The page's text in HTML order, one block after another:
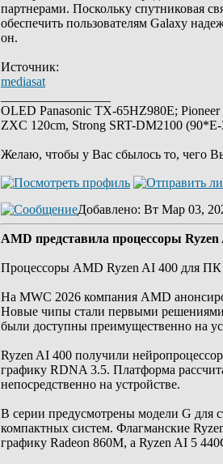
партнерами. Поскольку спутниковая
обеспечить пользователям Galaxy
он.
Источник:
mediasat
OLED Panasonic TX-65HZ980E;
ZXC 120cm, Strong SRT-DM2100
Желаю, чтобы у Вас сбылось то, чего
Добавлено: Вт Мар 03,
AMD представила процессоры
Процессоры AMD Ryzen AI 400 для ПК
На MWC 2026 компания AMD
Новые чипы стали первыми
были доступны преимущественно на
Ryzen AI 400 получили
графику RDNA 3.5. Платформа
непосредственно на устройстве.
В серии предусмотрены модели G для
компактных систем. Флагманские
графику Radeon 860M, а Ryzen AI 5